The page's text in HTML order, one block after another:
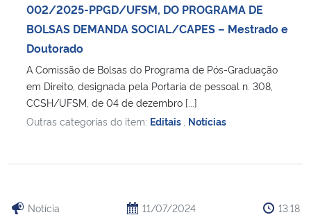
Ministério da Mulher, da Família e dos Direitos Humanos
Secretaria-Geral
Secretaria de Governo
Gabinete de Segurança Institucional
002/2025-PPGD/UFSM, DO PROGRAMA DE
BOLSAS DEMANDA SOCIAL/CAPES – Mestrado e
Doutorado
A Comissão de Bolsas do Programa de Pós-Graduação
em Direito, designada pela Portaria de pessoal n. 308,
CCSH/UFSM, de 04 de dezembro [...]
Outras categorias do item: Editais Notícias
Notícia 11/07/2024 13:18